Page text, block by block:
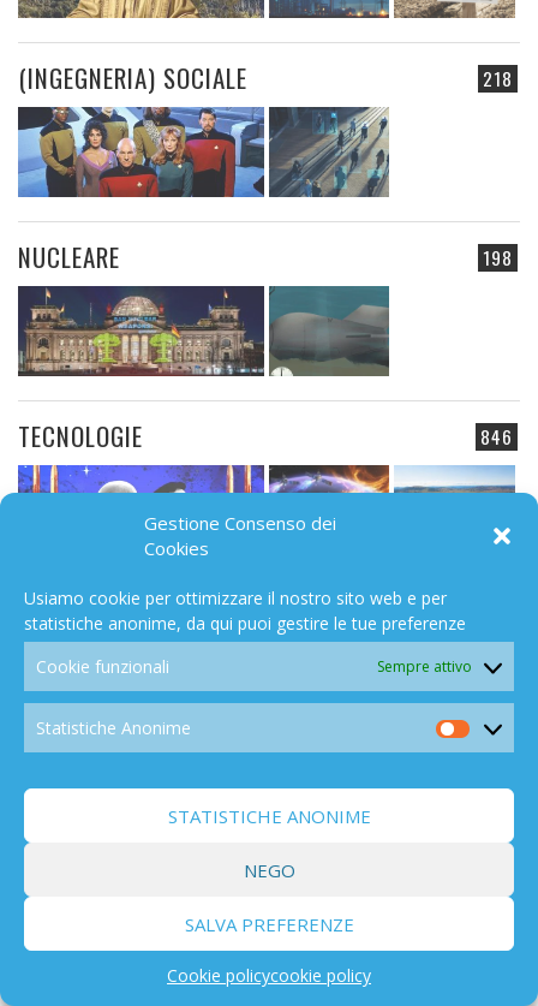
Gestione Consenso dei
Cookies
Usiamo cookie per ottimizzare il nostro sito web e per
statistiche anonime, da qui puoi gestire le tue preferenze
Cookie funzionali
Sempre attivo
Statistiche Anonime
STATISTICHE ANONIME
NEGO
SALVA PREFERENZE
Cookie policycookie policy
218
(INGEGNERIA) SOCIALE
198
NUCLEARE
846
TECNOLOGIE
SPAZIO
838
EFFETTI